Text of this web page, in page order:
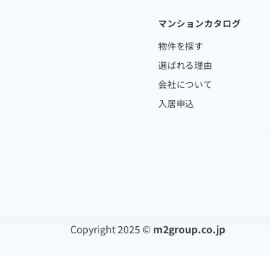
マンションカタログ
物件を探す
選ばれる理由
会社について
入居申込
Copyright 2025 © m2group.co.jp